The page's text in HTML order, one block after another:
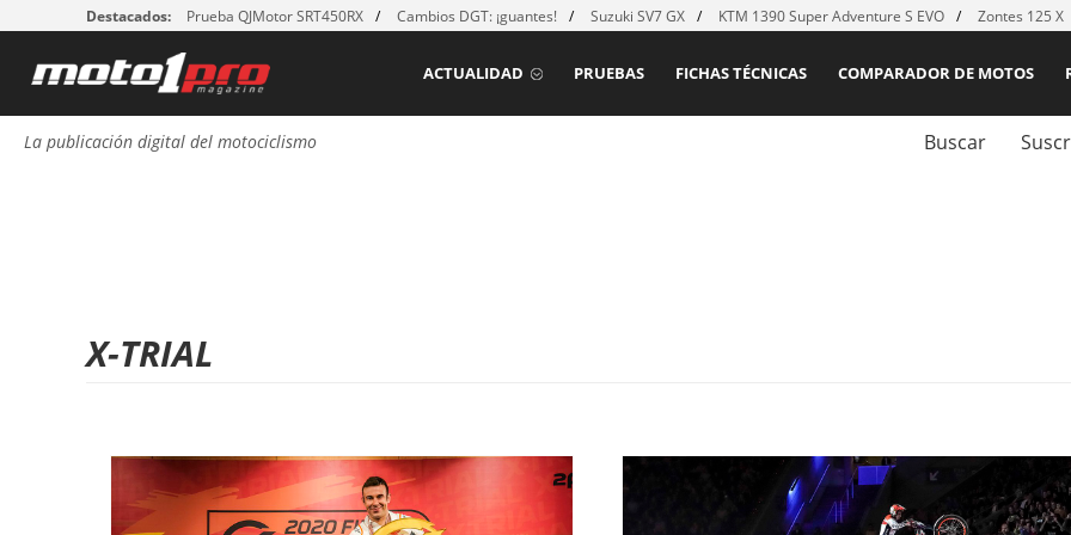
Destacados: Prueba QJMotor SRT450RX Cambios DGT: ¡guantes! Suzuki SV7 GX KTM 1390 Super Adventure S EVO Zontes 125 X
COMPARADOR DE MOTOS
FICHAS TÉCNICAS
PRUEBAS
ACTUALIDAD
La publicación digital del motociclismo Buscar
X-TRIAL